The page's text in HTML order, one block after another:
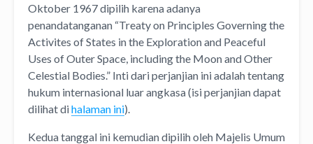
Oktober 1967 dipilih karena adanya
penandatanganan “Treaty on Principles Governing the
Activites of States in the Exploration and Peaceful
Uses of Outer Space, including the Moon and Other
Celestial Bodies.” Inti dari perjanjian ini adalah tentang
hukum internasional luar angkasa (isi perjanjian dapat
dilihat dihalaman ini).
Kedua tanggal ini kemudian dipilih oleh Majelis Umum